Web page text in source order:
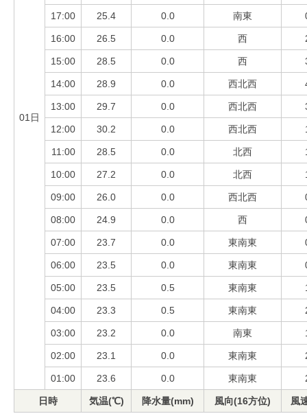
01日
17:00 25.4 0.0 南東
16:00 26.5 0.0 西
15:00 28.5 0.0 西
14:00 28.9 0.0 西北西
13:00 29.7 0.0 西北西
12:00 30.2 0.0 西北西
11:00 28.5 0.0 北西
10:00 27.2 0.0 北西
09:00 26.0 0.0 西北西
08:00 24.9 0.0 西
07:00 23.7 0.0 東南東
06:00 23.5 0.0 東南東
05:00 23.5 0.5 東南東
04:00 23.3 0.5 東南東
03:00 23.2 0.0 南東
02:00 23.1 0.0 東南東
01:00 23.6 0.0 東南東
日時 気温(℃) 降水量(mm) 風向(16方位) 風